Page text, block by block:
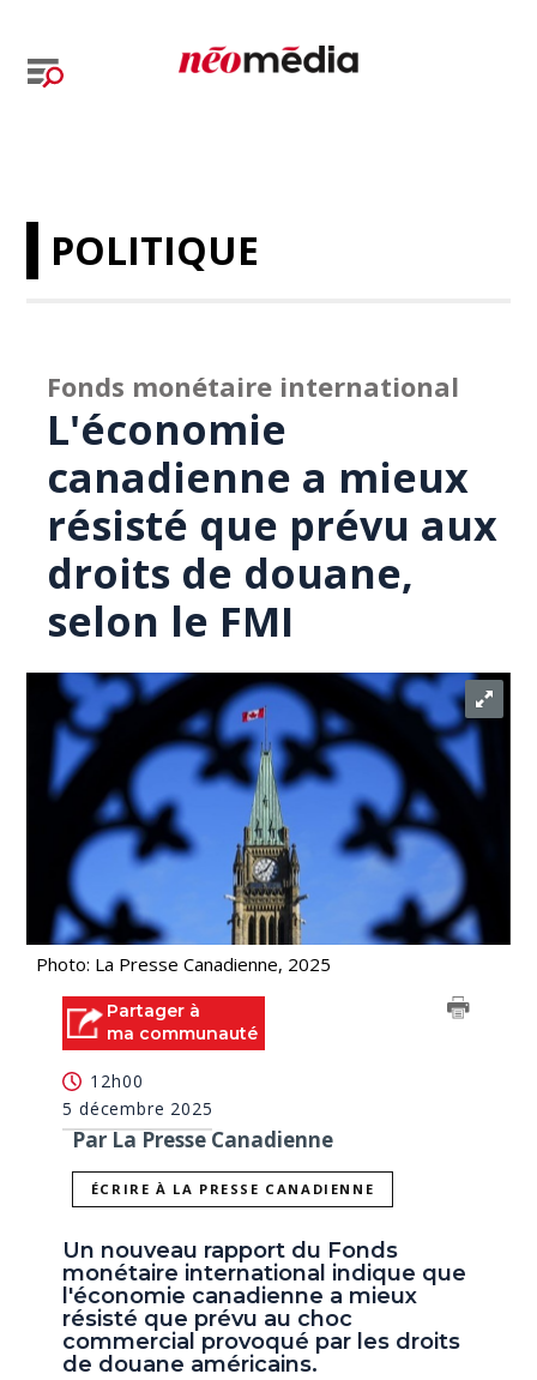
POLITIQUE
Fonds monétaire international
L'économie
canadienne a mieux
résisté que prévu aux
droits de douane,
selon le FMI
Photo: La Presse Canadienne, 2025
Partager à
ma communauté
12h00
5 décembre 2025
Par La Presse Canadienne
ÉCRIRE À LA PRESSE CANADIENNE
Un nouveau rapport du Fonds
monétaire international indique que
l'économie canadienne a mieux
résisté que prévu au choc
commercial provoqué par les droits
de douane américains.